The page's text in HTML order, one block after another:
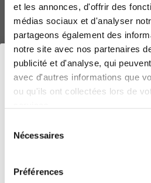
et les annonces, d'offrir des
médias sociaux et d'analyser
partageons également des
notre site avec nos partenaires
publicité et d'analyse, qui
avec d'autres informations que
ou qu'ils ont collectées lors de
Nécessaires
Préférences
Caractéristiques : Fruits
Titre alcoométrique
10 % vol.
Vendu par carton de 3
vin
Pour visiter le site internet
l’alcool dans votre pays/région.
de consommation, vous